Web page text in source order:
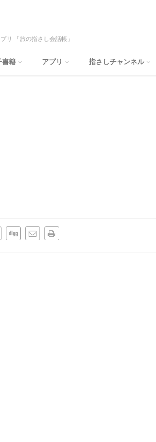
リ 「旅の指さし会話帳」
書籍 アプリ 指さしチャンネル